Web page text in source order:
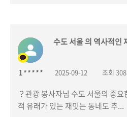
수도 서울 의 역사적인
1 * * * * * 2025-09-12 조회 308
？관광 봉사자님 수도 서울의 중
적 유래가 있는 재밋는 동네도 추...